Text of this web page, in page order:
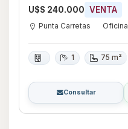
U$S 240.000 VENTA
Punta Carretas Oficina
1 75 m²
Consultar